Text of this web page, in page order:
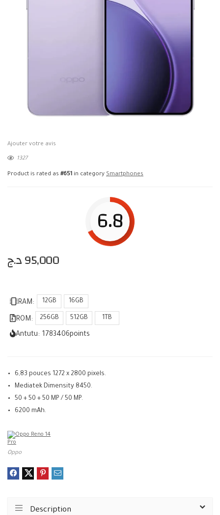
Ajouter votre avis
1327
Product is rated as #651 in category Smartphones
6.8
95,000د.ج
RAM: 12GB 16GB
ROM: 256GB 512GB 1TB
Antutu: 1783406points
6,83 pouces 1272 x 2800 pixels.
Mediatek Dimensity 8450.
50 + 50 + 50 MP / 50 MP.
6200 mAh.
Oppo
Description